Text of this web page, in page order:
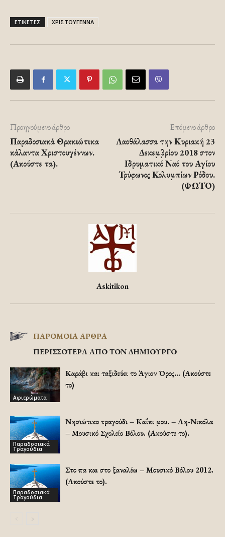
ΕΤΙΚΕΤΕΣ ΧΡΙΣΤΟΥΓΕΝΝΑ
Προηγούμενο άρθρο
Παραδοσιακά Θρακιώτικα
κάλαντα Χριστουγέννων.
(Ακούστε τα).
Επόμενο άρθρο
Λαοθάλασσα την Κυριακή 23
Δεκεμβρίου 2018 στον
Ιδρυματικό Ναό του Αγίου
Τρύφωνος Κολυμπίων Ρόδου.
(ΦΩΤΟ)
Askitikon
ΠΑΡΟΜΟΙΑ ΑΡΘΡΑ
ΠΕΡΙΣΣΟΤΕΡΑ ΑΠΟ ΤΟΝ ΔΗΜΙΟΥΡΓΟ
Αφιερώματα
Καράβι και ταξιδεύει το Άγιον Όρος… (Ακούστε
το)
Παραδοσιακά
Τραγούδια
Νησιώτικο τραγούδι – Καΐκι μου. – Αη-Νικόλα
– Μουσικό Σχολείο Βόλου. (Ακούστε το).
Παραδοσιακά
Τραγούδια
Στο πα και στο ξαναλέω – Μουσικό Βόλου 2012.
(Ακούστε το).